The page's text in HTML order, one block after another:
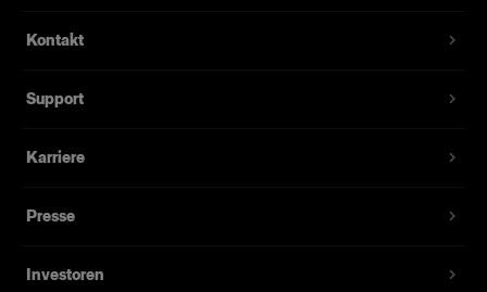
Kontakt
Support
Karriere
Presse
Investoren